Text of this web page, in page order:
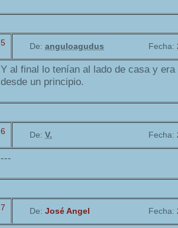
5 De: anguloagudus Fecha:
Y al final lo tenían al lado de casa y
desde un principio.
6 De: V. Fecha:
---
7 De: José Angel Fecha: